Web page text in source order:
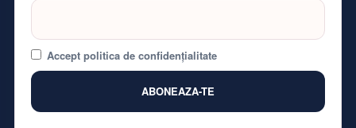
Accept politica de confidențialitate